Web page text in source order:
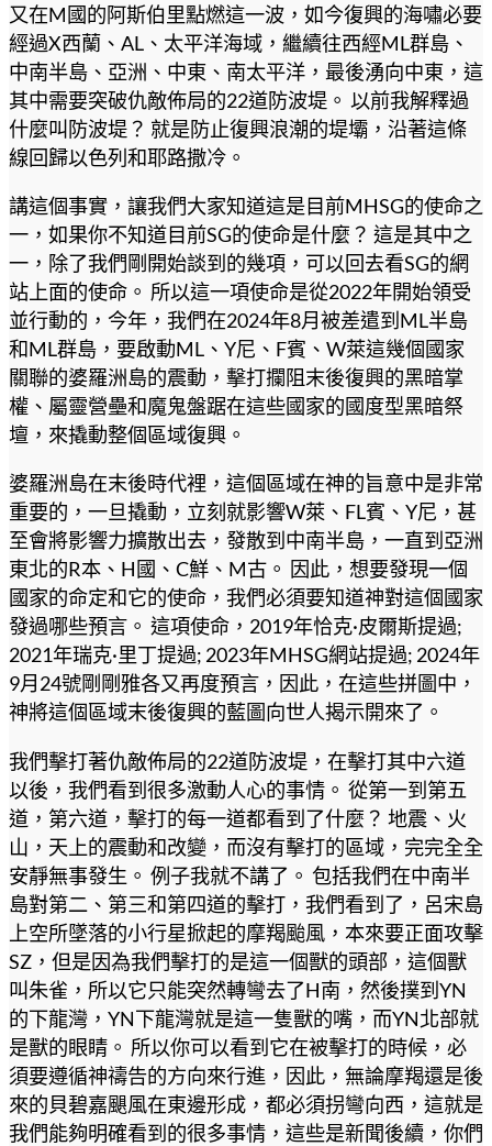
又在M國的阿斯伯里點燃這一波，如今復興的海嘯必要
經過X西蘭、AL、太平洋海域，繼續往西經ML群島、
中南半島、亞洲、中東、南太平洋，最後湧向中東，這
其中需要突破仇敵佈局的22道防波堤。 以前我解釋過
什麼叫防波堤？ 就是防止復興浪潮的堤壩，沿著這條
線回歸以色列和耶路撒冷。
講這個事實，讓我們大家知道這是目前MHSG的使命之
一，如果你不知道目前SG的使命是什麼？ 這是其中之
一，除了我們剛開始談到的幾項，可以回去看SG的網
站上面的使命。 所以這一項使命是從2022年開始領受
並行動的，今年，我們在2024年8月被差遣到ML半島
和ML群島，要啟動ML、Y尼、F賓、W萊這幾個國家
關聯的婆羅洲島的震動，擊打攔阻末後復興的黑暗掌
權、屬靈營壘和魔鬼盤踞在這些國家的國度型黑暗祭
壇，來撬動整個區域復興。
婆羅洲島在末後時代裡，這個區域在神的旨意中是非常
重要的，一旦撬動，立刻就影響W萊、FL賓、Y尼，甚
至會將影響力擴散出去，發散到中南半島，一直到亞洲
東北的R本、H國、C鮮、M古。 因此，想要發現一個
國家的命定和它的使命，我們必須要知道神對這個國家
發過哪些預言。 這項使命，2019年恰克·皮爾斯提過;
2021年瑞克·里丁提過; 2023年MHSG網站提過; 2024年
9月24號剛剛雅各又再度預言，因此，在這些拼圖中，
神將這個區域末後復興的藍圖向世人揭示開來了。
我們擊打著仇敵佈局的22道防波堤，在擊打其中六道
以後，我們看到很多激動人心的事情。 從第一到第五
道，第六道，擊打的每一道都看到了什麼？ 地震、火
山，天上的震動和改變，而沒有擊打的區域，完完全全
安靜無事發生。 例子我就不講了。 包括我們在中南半
島對第二、第三和第四道的擊打，我們看到了，呂宋島
上空所墜落的小行星掀起的摩羯颱風，本來要正面攻擊
SZ，但是因為我們擊打的是這一個獸的頭部，這個獸
叫朱雀，所以它只能突然轉彎去了H南，然後撲到YN
的下龍灣，YN下龍灣就是這一隻獸的嘴，而YN北部就
是獸的眼睛。 所以你可以看到它在被擊打的時候，必
須要遵循神禱告的方向來行進，因此，無論摩羯還是後
來的貝碧嘉颶風在東邊形成，都必須拐彎向西，這就是
我們能夠明確看到的很多事情，這些是新聞後續，你們